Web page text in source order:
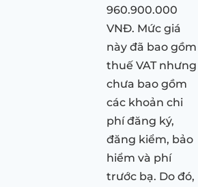
960.900.000
VNĐ. Mức giá
này đã bao gồm
thuế VAT nhưng
chưa bao gồm
các khoản chi
phí đăng ký,
đăng kiểm, bảo
hiểm và phí
trước bạ. Do đó,